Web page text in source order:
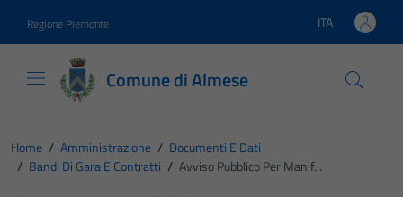
Regione Piemonte Lingua attiva:
ITA
Comune di Almese
Home / Amministrazione / Documenti E Dati
/ Bandi Di Gara E Contratti / Avviso Pubblico Per Manif...